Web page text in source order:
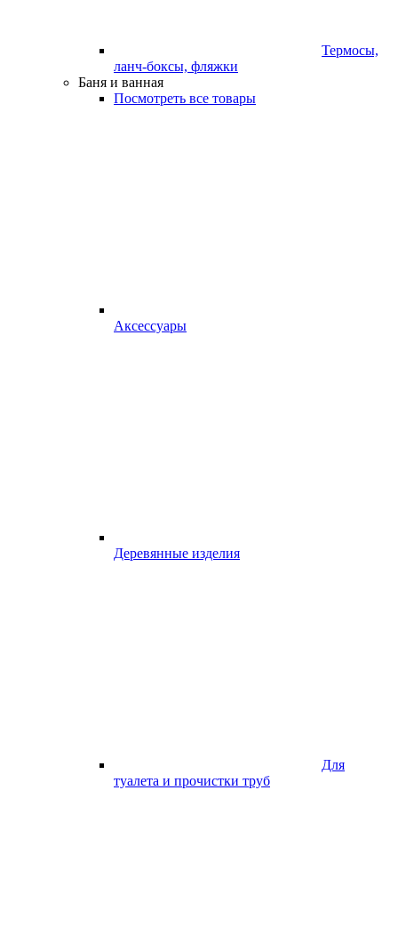
Термосы,
ланч-боксы, фляжки
Баня и ванная
Посмотреть все товары
Аксессуары
Деревянные изделия
Для
туалета и прочистки труб